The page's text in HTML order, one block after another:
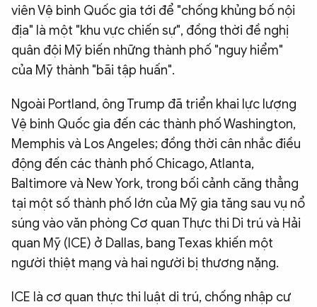
viên Vệ binh Quốc gia tới để "chống khủng bố nội
địa" là một "khu vực chiến sự", đồng thời đề nghị
quân đội Mỹ biến những thành phố "nguy hiểm"
của Mỹ thành "bãi tập huấn".
Ngoài Portland, ông Trump đã triển khai lực lượng
Vệ binh Quốc gia đến các thành phố Washington,
Memphis và Los Angeles; đồng thời cân nhắc điều
động đến các thành phố Chicago, Atlanta,
Baltimore và New York, trong bối cảnh căng thẳng
tại một số thành phố lớn của Mỹ gia tăng sau vụ nổ
súng vào văn phòng Cơ quan Thực thi Di trú và Hải
quan Mỹ (ICE) ở Dallas, bang Texas khiến một
người thiệt mạng và hai người bị thương nặng.
ICE là cơ quan thực thi luật di trú, chống nhập cư